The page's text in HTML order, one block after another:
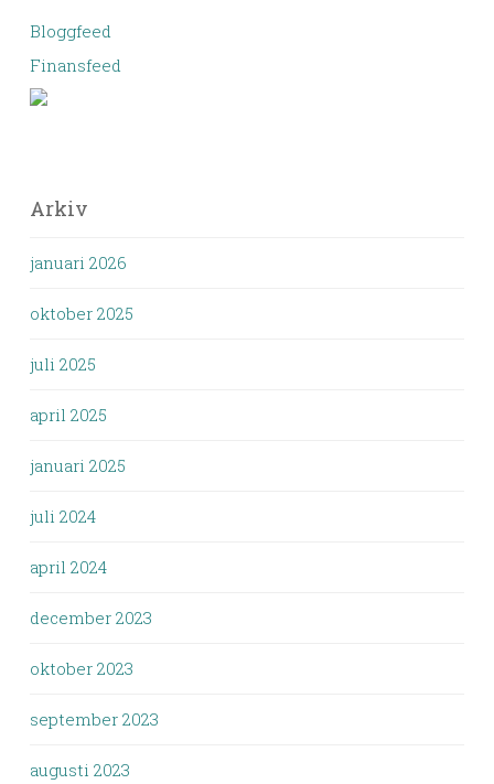
Bloggfeed
Finansfeed
Arkiv
januari 2026
oktober 2025
juli 2025
april 2025
januari 2025
juli 2024
april 2024
december 2023
oktober 2023
september 2023
augusti 2023